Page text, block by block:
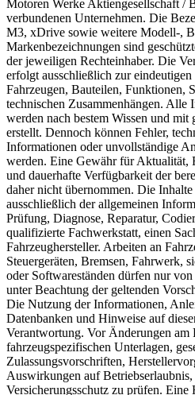
Motoren Werke Aktiengesellschaft /
verbundenen Unternehmen. Die
M3, xDrive sowie weitere Modell-,
Markenbezeichnungen sind
der jeweiligen Rechteinhaber. Die
erfolgt ausschließlich zur
Fahrzeugen, Bauteilen, Funktionen,
technischen Zusammenhängen. Alle
werden nach bestem Wissen und
erstellt. Dennoch können Fehler,
Informationen oder unvollständige
werden. Eine Gewähr für Aktualität,
und dauerhafte Verfügbarkeit der
daher nicht übernommen. Die Inhalte
ausschließlich der allgemeinen
Prüfung, Diagnose, Reparatur,
qualifizierte Fachwerkstatt, einen
Fahrzeughersteller. Arbeiten an
Steuergeräten, Bremsen, Fahrwerk,
oder Softwareständen dürfen nur
unter Beachtung der geltenden
Die Nutzung der Informationen,
Datenbanken und Hinweise auf
Verantwortung. Vor Änderungen am
fahrzeugspezifischen Unterlagen,
Zulassungsvorschriften,
Auswirkungen auf
Versicherungsschutz zu prüfen.